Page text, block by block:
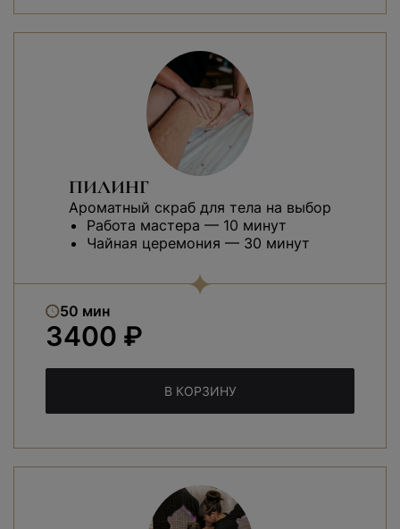
ПИЛИНГ
Ароматный скраб для тела на выбор
Работа мастера — 10 минут
Чайная церемония — 30 минут
50 мин
3400 ₽
В КОРЗИНУ